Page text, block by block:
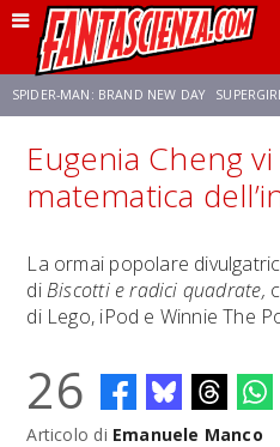
SPIDER-MAN: BRAND NEW DAY
FRANCO RICCIARDIELLO ZENDAYA
Eugenia Cheng
matematica
La ormai popolare
diBiscotti e radici quadrate,
di Lego, iPod e Winnie The
26
Articolo di Emanuele Manco